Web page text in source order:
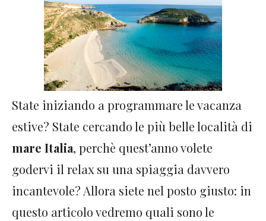
State iniziando a programmare le vacanza
estive? State cercando le più belle località di
mare Italia, perchè quest’anno volete
godervi il relax su una spiaggia davvero
incantevole? Allora siete nel posto giusto: in
questo articolo vedremo quali sono le